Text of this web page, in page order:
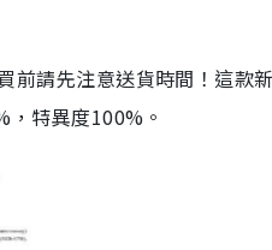
前請先注意送貨時間！這款
特異度100%。